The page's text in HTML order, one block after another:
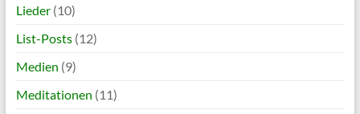
Lieder(10)
List-Posts(12)
Medien (9)
Meditationen (11)